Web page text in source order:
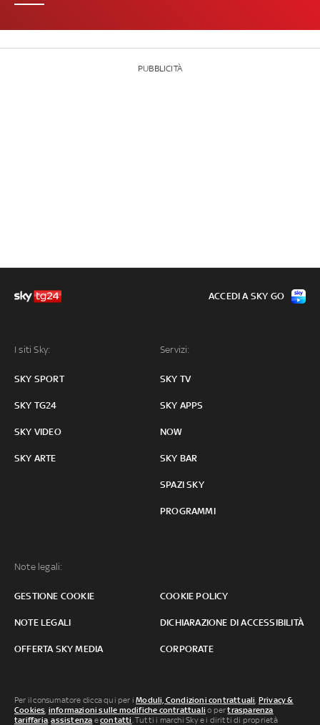
PUBBLICITÀ
I siti Sky:
SKY SPORT
SKY TG24
SKY VIDEO
SKY ARTE
Servizi:
SKY TV
SKY APPS
NOW
SKY BAR
SPAZI SKY
PROGRAMMI
Note legali:
GESTIONE COOKIE COOKIE POLICY
NOTE LEGALI DICHIARAZIONE DI ACCESSIBILITÀ
OFFERTA SKY MEDIA CORPORATE
ACCEDI A SKY GO
Per il consumatore clicca qui per iModuli, Condizioni contrattuali, Privacy &
Cookies, informazioni sulle modifiche contrattuali o pertrasparenza
tariffaria,assistenza econtatti. Tutti i marchi Sky e i diritti di proprietà